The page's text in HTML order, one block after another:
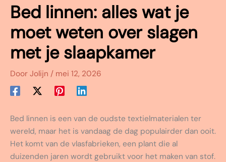
Bed linnen: alles wat je
moet weten over slagen
met je slaapkamer
Door Jolijn / mei 12, 2026
Bed linnen is een van de oudste textielmaterialen ter
wereld, maar het is vandaag de dag populairder dan ooit.
Het komt van de vlasfabrieken, een plant die al
duizenden jaren wordt gebruikt voor het maken van stof.